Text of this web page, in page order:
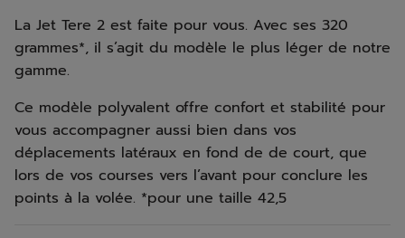
La Jet Tere 2 est faite pour vous. Avec ses 320
grammes*, il s’agit du modèle le plus léger de notre
gamme.
Ce modèle polyvalent offre confort et stabilité pour
vous accompagner aussi bien dans vos
déplacements latéraux en fond de de court, que
lors de vos courses vers l’avant pour conclure les
points à la volée. *pour une taille 42,5